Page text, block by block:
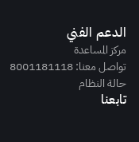
الدعم الفني
مركز المساعدة
تواصل معنا: 8001181118
حالة النظام
تابعنا